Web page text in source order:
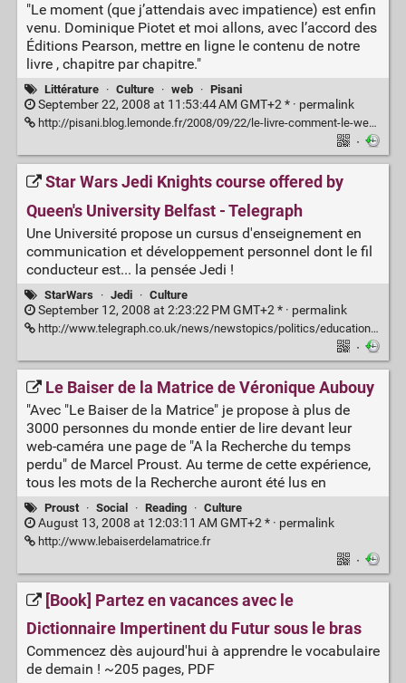
"Le moment (que j’attendais avec impatience) est enfin
venu. Dominique Piotet et moi allons, avec l’accord des
Éditions Pearson, mettre en ligne le contenu de notre
livre , chapitre par chapitre."
Littérature · Culture · web · Pisani
September 22, 2008 at 11:53:44 AM GMT+2 * · permalink
http://pisani.blog.lemonde.fr/2008/09/22/le-livre-comment-le-web-change-le-monde-en-ligne-gratis
·
Star Wars Jedi Knights course offered by
Queen's University Belfast - Telegraph
Une Université propose un cursus d'enseignement en
communication et développement personnel dont le fil
conducteur est... la pensée Jedi !
StarWars · Jedi · Culture
September 12, 2008 at 2:23:22 PM GMT+2 * · permalink
http://www.telegraph.co.uk/news/newstopics/politics/education/2798657/Star-Wars-Jedi-Knights-course-offered-by-Queens-University-Belfast.html
·
Le Baiser de la Matrice de Véronique Aubouy
"Avec "Le Baiser de la Matrice" je propose à plus de
3000 personnes du monde entier de lire devant leur
web-caméra une page de "A la Recherche du temps
perdu" de Marcel Proust. Au terme de cette expérience,
tous les mots de la Recherche auront été lus en
Proust · Social · Reading · Culture
August 13, 2008 at 12:03:11 AM GMT+2 * · permalink
http://www.lebaiserdelamatrice.fr
·
[Book] Partez en vacances avec le
Dictionnaire Impertinent du Futur sous le bras
Commencez dès aujourd'hui à apprendre le vocabulaire
de demain ! ~205 pages, PDF